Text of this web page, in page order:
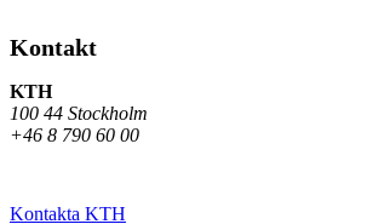
Kontakt
KTH
100 44 Stockholm
+46 8 790 60 00
Kontakta KTH